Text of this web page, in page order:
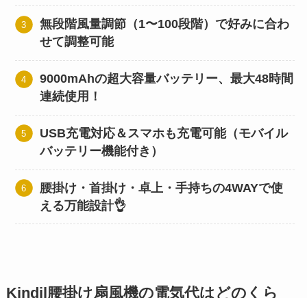
無段階風量調節（1〜100段階）で好みに合わ
せて調整可能
9000mAhの超大容量バッテリー、最大48時間
連続使用！
USB充電対応＆スマホも充電可能（モバイル
バッテリー機能付き）
腰掛け・首掛け・卓上・手持ちの4WAYで使
える万能設計👌
Kindil腰掛け扇風機の電気代はどのくら